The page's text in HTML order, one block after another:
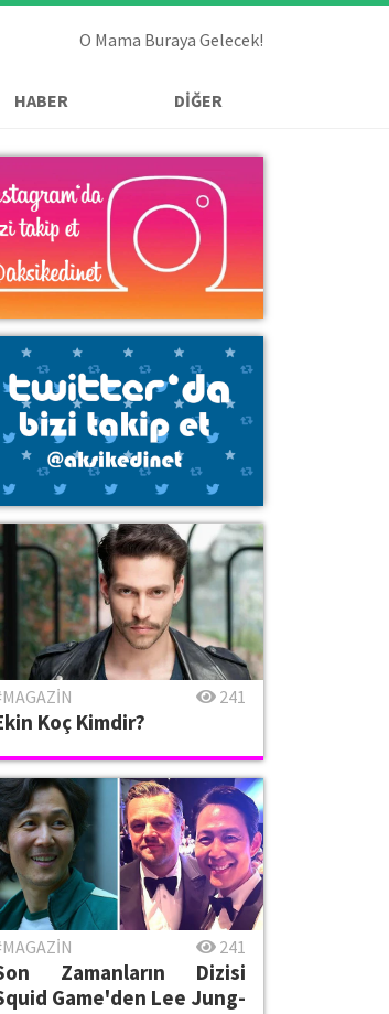
O Mama Buraya Gelecek!
HABER DİĞER
241
Koç Kimdir?
241
Zamanların Dizisi
Game'den Lee Jung-